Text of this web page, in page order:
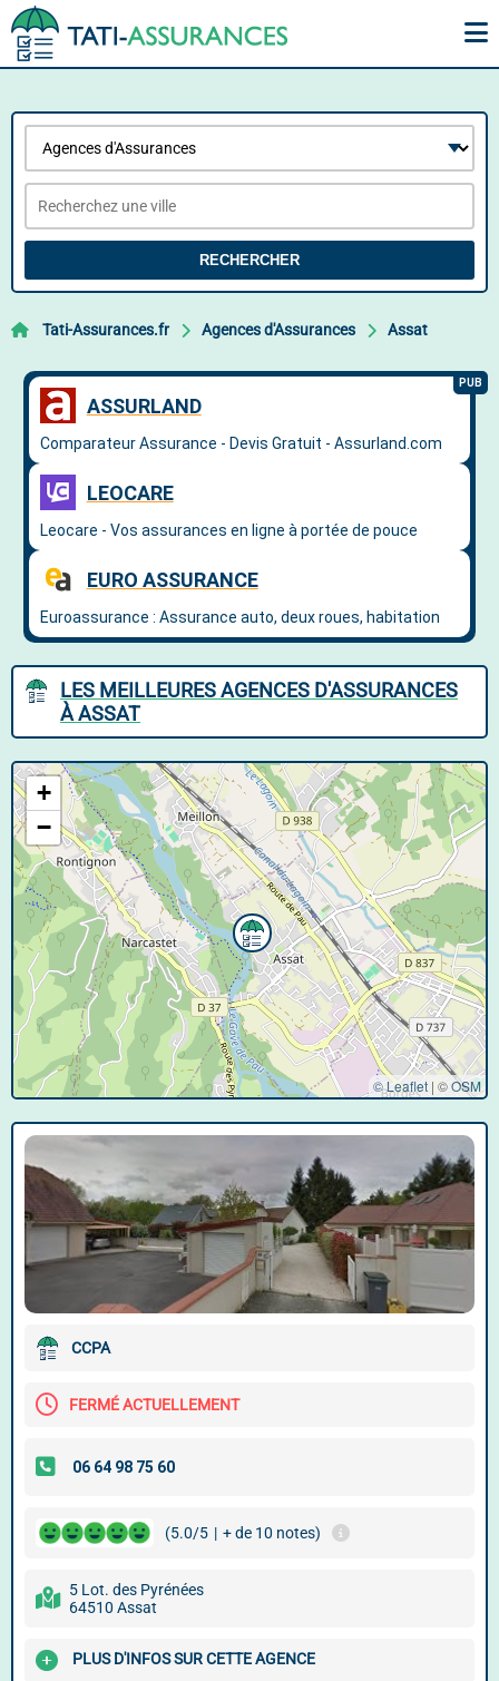
RECHERCHER
Tati-Assurances.fr Agences d'Assurances Assat
LES MEILLEURES AGENCES D'ASSURANCES
À ASSAT
+
−
© Leaflet | ©OSM
CCPA
FERMÉ ACTUELLEMENT
(5.0/5 | + de 10 notes)
5 Lot. des Pyrénées
64510 Assat
PLUS D'INFOS SUR CETTE AGENCE